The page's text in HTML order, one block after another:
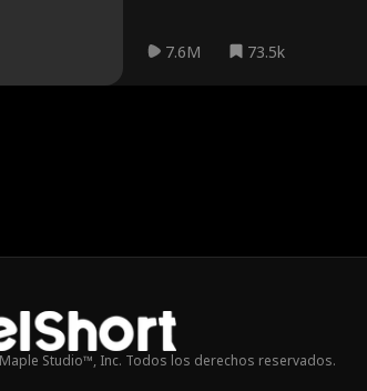
7.6M 73.5k
Studio™, Inc. Todos los derechos reservados.